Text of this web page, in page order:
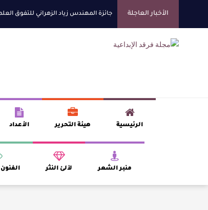
الأخبار العاجلة جائزة المهندس زياد الزهراني للتفوق
عتبات التأويل وقراءة التشكيل الصوفي
الرئيسية هيئة التحرير الأعداد
منبر الشعر لآلئ النثر